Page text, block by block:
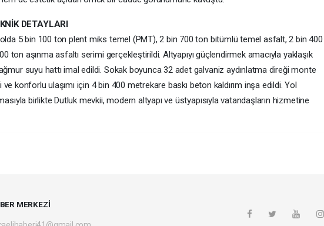
DETAYLARI
5 bin 100 ton plent miks temel (PMT), 2 bin 700 ton bitümlü temel asfalt, 2 bin 400
ton aşınma asfaltı serimi gerçekleştirildi. Altyapıyı güçlendirmek amacıyla yaklaşık
suyu hattı imal edildi. Sokak boyunca 32 adet galvaniz aydınlatma direği monte
ve konforlu ulaşımı için 4 bin 400 metrekare baskı beton kaldırım inşa edildi. Yol
birlikte Dutluk mevkii, modern altyapı ve üstyapısıyla vatandaşların hizmetine
MERKEZİ